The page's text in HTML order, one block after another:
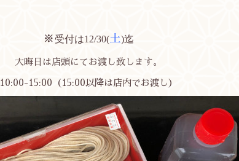
※ 受付は12/30(土)迄
大晦日は店頭にてお渡し致します。
10:00-15:00（15:00以降は店内でお渡し）